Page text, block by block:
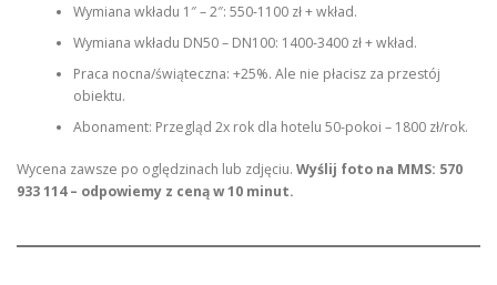
Wymiana wkładu 1″ – 2″: 550-1100 zł + wkład.
Wymiana wkładu DN50 – DN100: 1400-3400 zł + wkład.
Praca nocna/świąteczna: +25%. Ale nie płacisz za przestój
obiektu.
Abonament: Przegląd 2x rok dla hotelu 50-pokoi – 1800 zł/rok.
Wycena zawsze po oględzinach lub zdjęciu. Wyślij foto na MMS: 570
933 114 – odpowiemy z ceną w 10 minut.